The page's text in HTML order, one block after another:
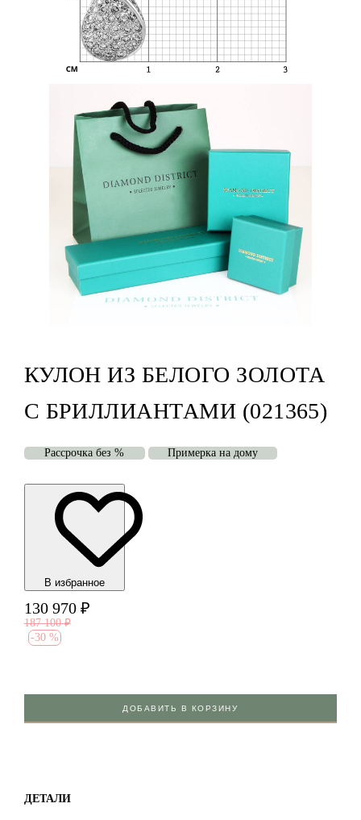
КУЛОН ИЗ БЕЛОГО ЗОЛОТА
С БРИЛЛИАНТАМИ (021365)
Рассрочка без % Примерка на дому
В избранноe
130 970 ₽
187 100 ₽
-30 %
ДОБАВИТЬ В КОРЗИНУ
ДЕТАЛИ